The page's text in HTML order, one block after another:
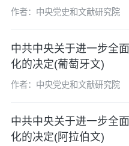
作者：中央党史和文献研究院
中共中央关于进一步全
化的决定(葡萄牙文)
作者：中央党史和文献研究院
中共中央关于进一步全
化的决定(阿拉伯文)